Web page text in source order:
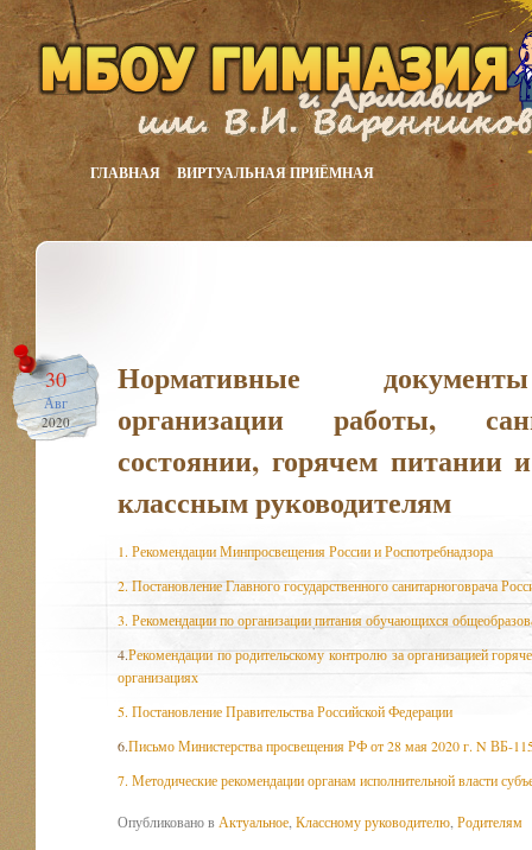
ГЛАВНАЯ ВИРТУАЛЬНАЯ ПРИЁМНАЯ
30
Авг
2020
Нормативные
организации работы,
состоянии, горячем питании
классным руководителям
1. Рекомендации Минпросвещения России и Роспотребнадзора
2. Постановление Главного государственного санитарноговрача
3. Рекомендации по организации питания обучающихся
4.Рекомендации по родительскому контролю за организацией
организациях
5. Постановление Правительства Российской Федерации
6.Письмо Министерства просвещения РФ от 28 мая 2020 г. N ВБ-
7. Методические рекомендации органам исполнительной власти
Опубликовано в Актуальное Классному руководителю Родителям